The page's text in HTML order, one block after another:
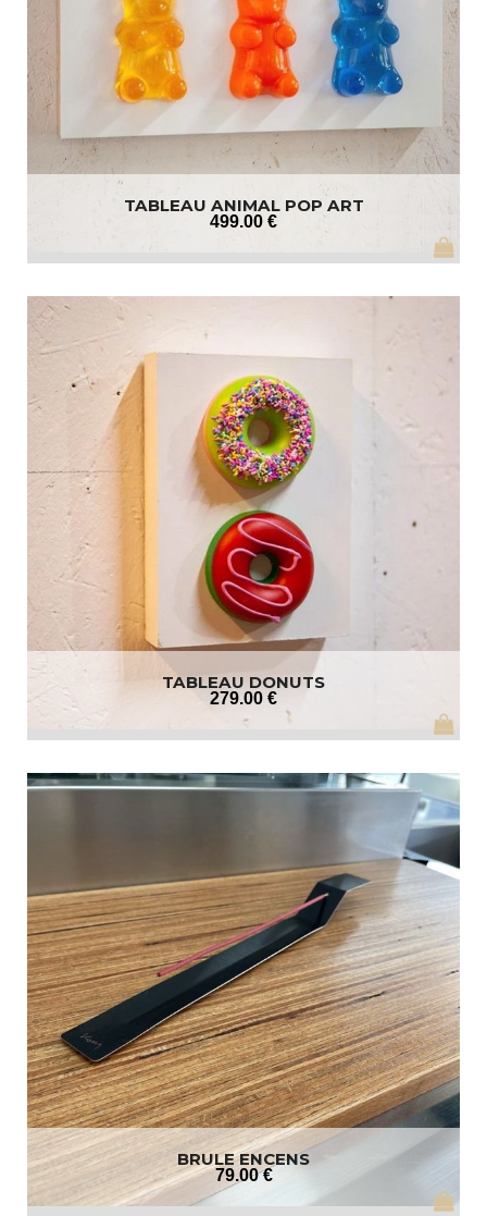
TABLEAU ANIMAL POP ART
499.00 €
TABLEAU DONUTS
279.00 €
BRULE ENCENS
79.00 €